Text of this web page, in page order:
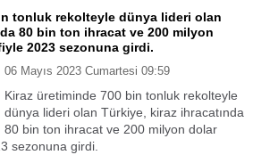
tonluk rekolteyle dünya lideri olan
80 bin ton ihracat ve 200 milyon
2023 sezonuna girdi.
06 Mayıs 2023 Cumartesi 09:59
Kiraz üretiminde 700 bin tonluk rekolteyle
dünya lideri olan Türkiye, kiraz ihracatında
80 bin ton ihracat ve 200 milyon dolar
sezonuna girdi.